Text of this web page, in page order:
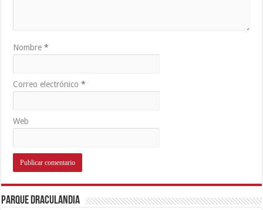
Nombre*
Correo electrónico*
Web
Parque Draculandia